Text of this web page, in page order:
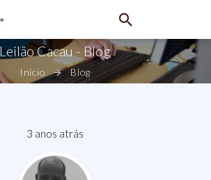
Leilão Cacau - Blog
Início Blog
3 anos atrás